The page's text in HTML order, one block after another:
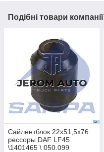
Подібні товари компанії
Сайлентблок 22x51,5x76
рессоры DAF LF45
\1401465 \ 050.099